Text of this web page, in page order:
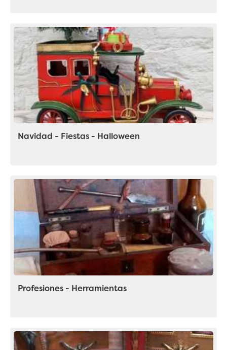
Navidad - Fiestas - Halloween
Profesiones - Herramientas